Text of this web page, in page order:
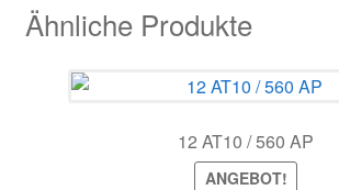
Ähnliche Produkte
12 AT10 / 560 AP
ANGEBOT!